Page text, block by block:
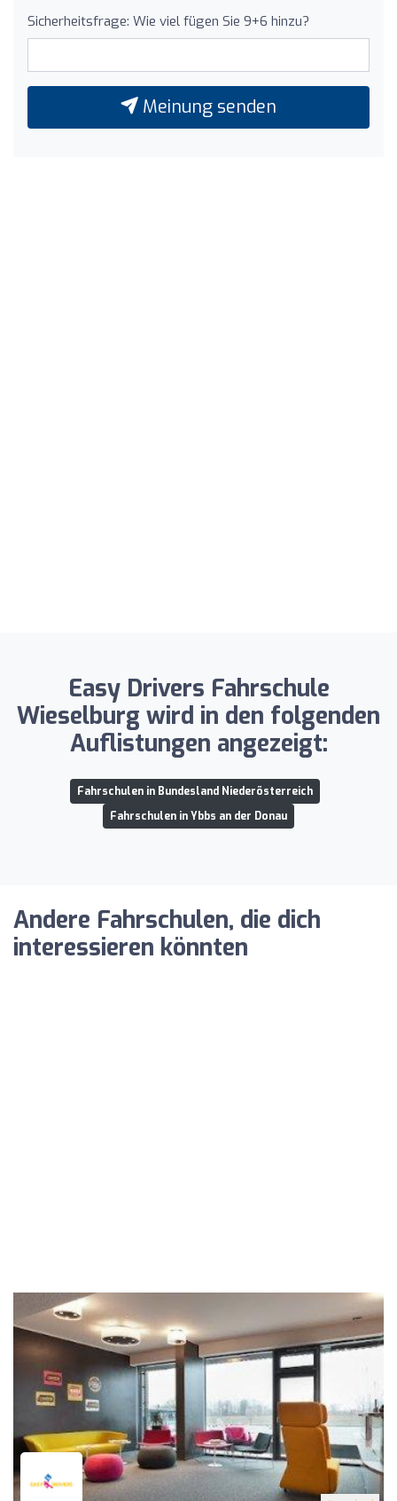
Sicherheitsfrage: Wie viel fügen Sie 9+6 hinzu?
Meinung senden
Easy Drivers Fahrschule
Wieselburg wird in den folgenden
Auflistungen angezeigt:
Fahrschulen in Bundesland Niederösterreich
Fahrschulen in Ybbs an der Donau
Andere Fahrschulen, die dich
interessieren könnten